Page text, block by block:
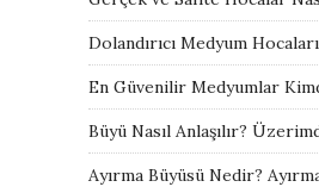
Dolandırıcı Medyum
En Güvenilir Medyumlar
Büyü Nasıl Anlaşılır?
Ayırma Büyüsü Nedir?